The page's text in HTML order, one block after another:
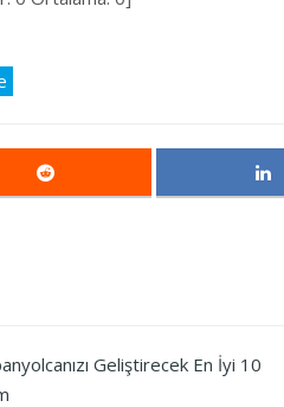
Geliştirecek En İyi 10